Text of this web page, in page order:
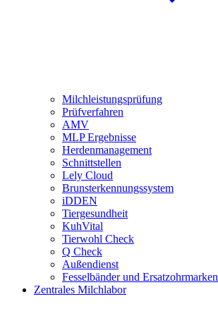
Milchleistungsprüfung
Prüfverfahren
AMV
MLP Ergebnisse
Herdenmanagement
Schnittstellen
Lely Cloud
Brunsterkennungssystem
iDDEN
Tiergesundheit
KuhVital
Tierwohl Check
Q Check
Außendienst
Fesselbänder und Ersatzohrmarken
Zentrales Milchlabor